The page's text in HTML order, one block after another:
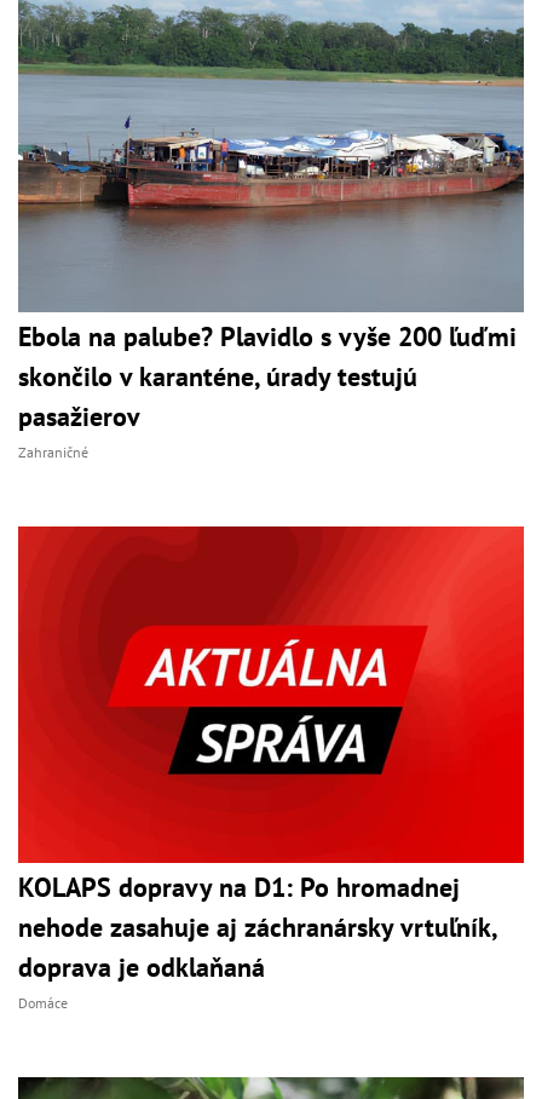
Ebola na palube? Plavidlo s vyše 200 ľuďmi
skončilo v karanténe, úrady testujú
pasažierov
Zahraničné
KOLAPS dopravy na D1: Po hromadnej
nehode zasahuje aj záchranársky vrtuľník,
doprava je odklaňaná
Domáce